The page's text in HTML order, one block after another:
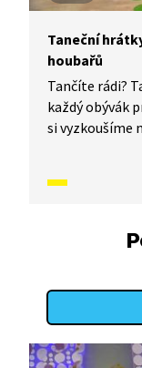
Taneční
houbařů
Tančíte rádi?
každý obývák
si vyzkoušíme
vás inspirovali
jak to vypadá,